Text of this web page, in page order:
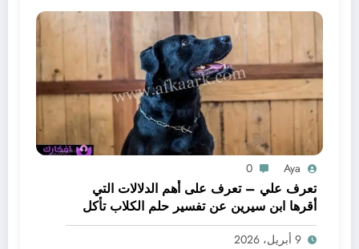
Aya
0
تعرف علي – تعرف على أهم الدلالات التي
أقرها ابن سيرين عن تفسير حلم الكلاب تأكل
لحم – بالتفصيل
9 أبريل، 2026